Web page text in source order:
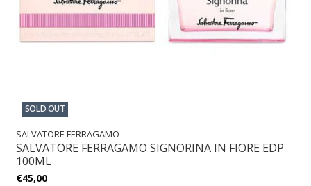
SOLD OUT
SALVATORE FERRAGAMO
SALVATORE FERRAGAMO SIGNORINA IN FIORE EDP
100ML
€45,00